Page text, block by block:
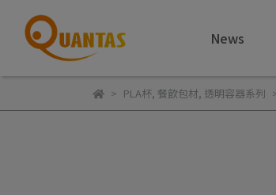
News
PLA杯, 餐飲包材, 透明容器系列